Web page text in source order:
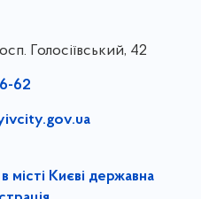
Голосіївський, 42
62
місті Києві державна